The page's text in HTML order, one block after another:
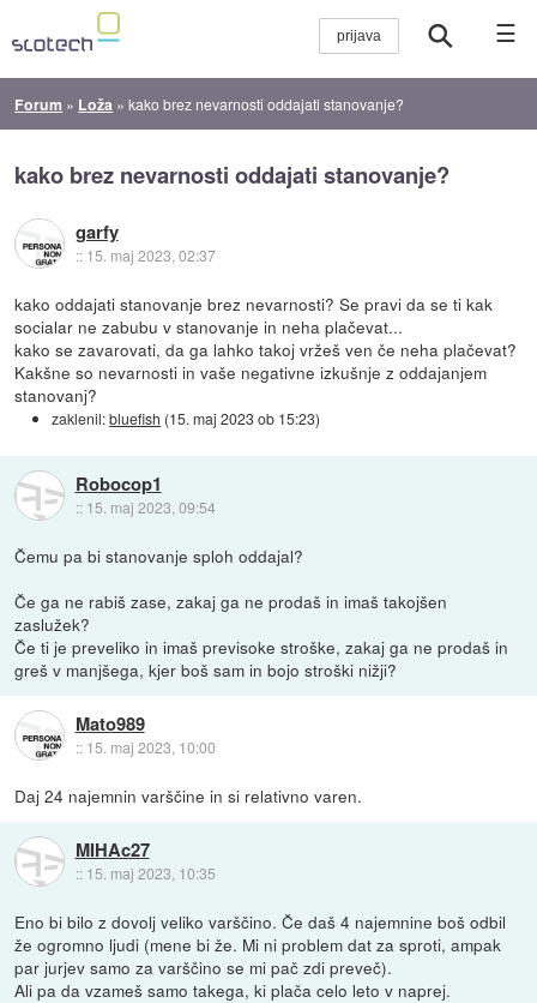
☰
Forum » Loža »kako brez nevarnosti oddajati stanovanje?
kako brez nevarnosti oddajati stanovanje?
garfy
:: 15. maj 2023, 02:37
kako oddajati stanovanje brez nevarnosti? Se pravi da se ti kak
socialar ne zabubu v stanovanje in neha plačevat...
kako se zavarovati, da ga lahko takoj vržeš ven če neha plačevat?
Kakšne so nevarnosti in vaše negativne izkušnje z oddajanjem
stanovanj?
zaklenil:bluefish (15. maj 2023 ob 15:23)
Robocop1
:: 15. maj 2023, 09:54
Čemu pa bi stanovanje sploh oddajal?
Če ga ne rabiš zase, zakaj ga ne prodaš in imaš takojšen
zaslužek?
Če ti je preveliko in imaš previsoke stroške, zakaj ga ne prodaš in
greš v manjšega, kjer boš sam in bojo stroški nižji?
Mato989
:: 15. maj 2023, 10:00
Daj 24 najemnin varščine in si relativno varen.
MIHAc27
:: 15. maj 2023, 10:35
Eno bi bilo z dovolj veliko varščino. Če daš 4 najemnine boš odbil
že ogromno ljudi (mene bi že. Mi ni problem dat za sproti, ampak
par jurjev samo za varščino se mi pač zdi preveč).
Ali pa da vzameš samo takega, ki plača celo leto v naprej.